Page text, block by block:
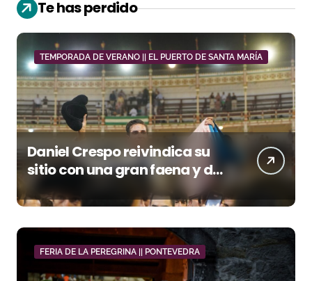
Te has perdido
TEMPORADA DE VERANO || EL PUERTO DE SANTA MARÍA
Daniel Crespo reivindica su
sitio con una gran faena y dos
orejas
FERIA DE LA PEREGRINA || PONTEVEDRA